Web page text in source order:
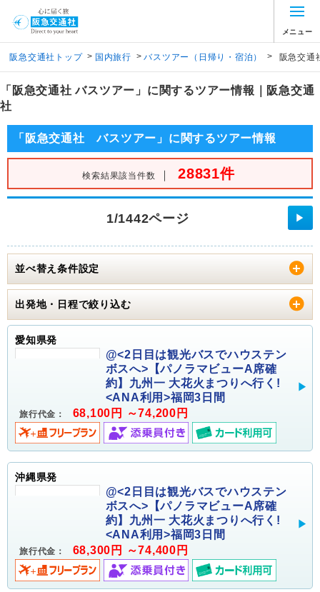
メニュー
阪急交通社トップ > 国内旅行 > バスツアー（日帰り・宿泊） > 阪急交
「阪急交通社 バスツアー」に関するツアー情報｜阪急交通
社
「阪急交通社 バスツアー」に関するツアー情報
検索結果該当件数 ｜ 28831件
1/1442ページ ▶
並べ替え条件設定
出発地・日程で絞り込む
愛知県発
@<2日目は観光バスでハウステン
ボスへ>【パノラマビューA席確
約】九州一 大花火まつりへ行く!
<ANA利用>福岡3日間
旅行代金： 68,100円 ～74,200円
沖縄県発
@<2日目は観光バスでハウステン
ボスへ>【パノラマビューA席確
約】九州一 大花火まつりへ行く!
<ANA利用>福岡3日間
旅行代金： 68,300円 ～74,400円